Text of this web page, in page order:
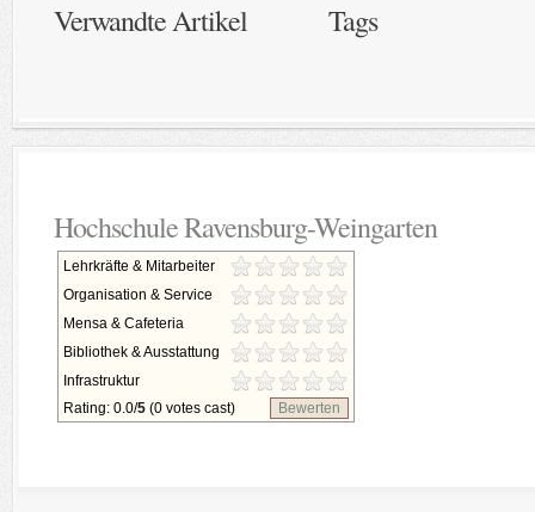
Verwandte Artikel Tags
Hochschule Ravensburg-Weingarten
Lehrkräfte & Mitarbeiter
Organisation & Service
Mensa & Cafeteria
Bibliothek & Ausstattung
Infrastruktur
Rating: 0.0/5 (0 votes cast) Bewerten